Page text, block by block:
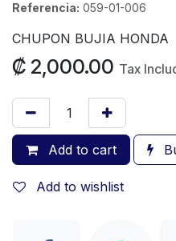
Referencia: 059-01-006
CHUPON BUJIA
₡ 2,000.00 Tax
Add to cart
Add to wishlist